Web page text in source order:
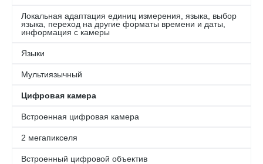
Локальная адаптация единиц измерения, языка, выбор
языка, переход на другие форматы времени и даты,
информация с камеры
Языки
Мультиязычный
Цифровая камера
Встроенная цифровая камера
2 мегапикселя
Встроенный цифровой объектив